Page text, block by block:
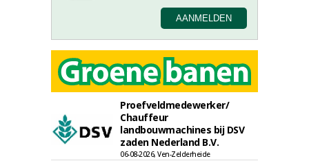
Proefveldmedewerker/
Chauffeur
landbouwmachines bij DSV
zaden Nederland B.V.
06-08-2026, Ven-Zelderheide